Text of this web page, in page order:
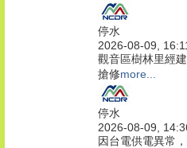
停水
2026-08-09,
觀音區樹林里經
搶修more...
停水
2026-08-09,
因台電供電異常